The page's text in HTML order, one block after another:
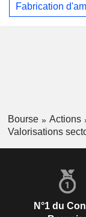
Fabrication
Bourse Actions
Valorisations
N°1 du